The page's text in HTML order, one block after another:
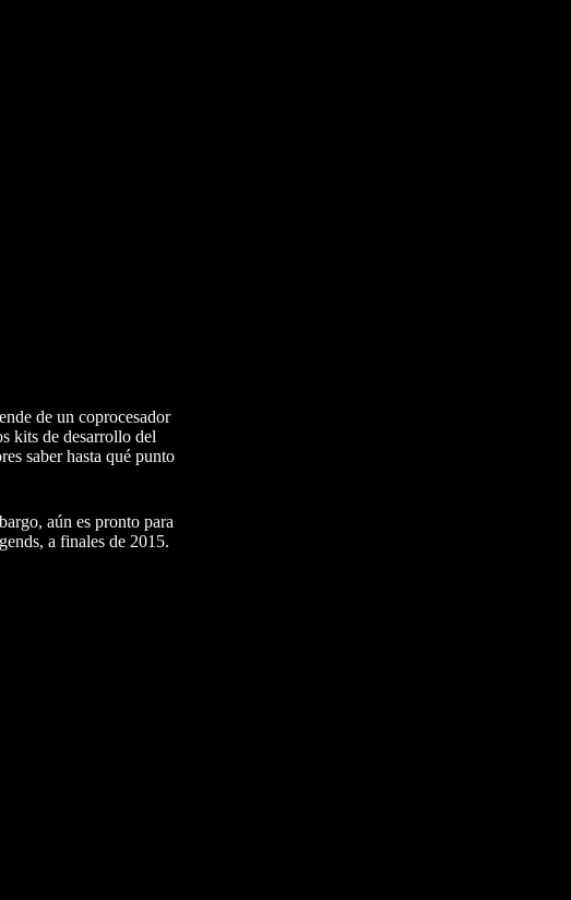
de un coprocesador
kits de desarrollo del
saber hasta qué punto
aún es pronto para
a finales de 2015.